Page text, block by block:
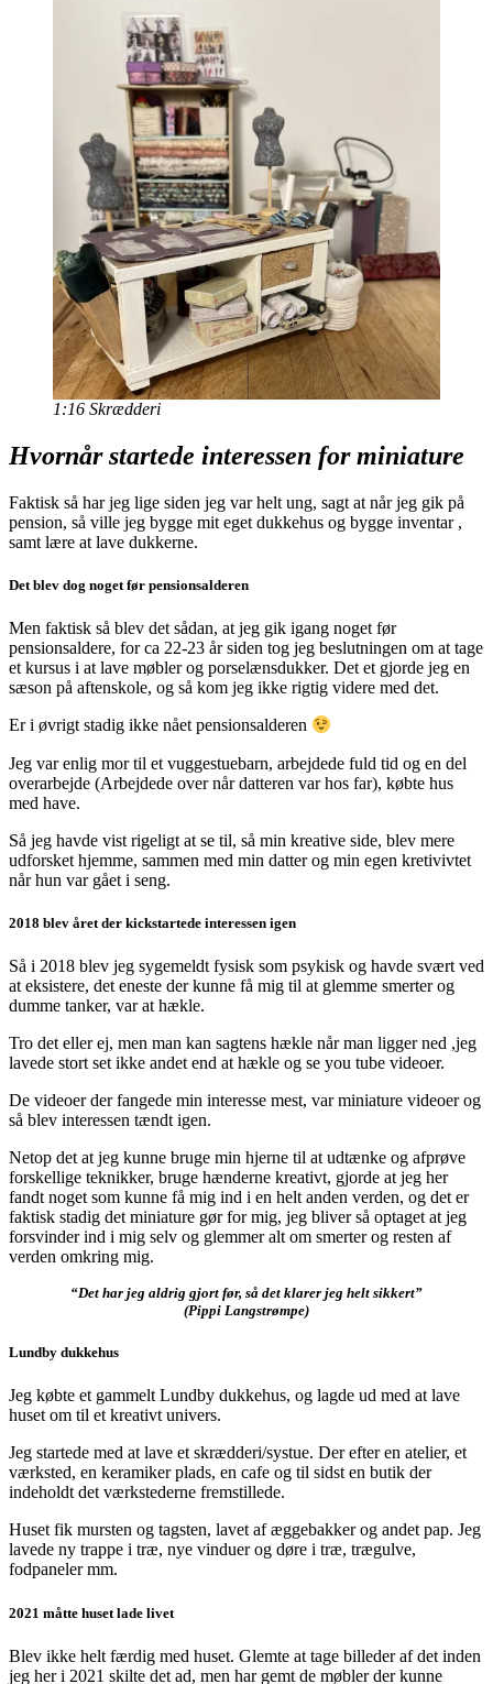
1:16 Skrædderi
Hvornår startede interessen for miniature
Faktisk så har jeg lige siden jeg var helt ung, sagt at når jeg gik på
pension, så ville jeg bygge mit eget dukkehus og bygge inventar ,
samt lære at lave dukkerne.
Det blev dog noget før pensionsalderen
Men faktisk så blev det sådan, at jeg gik igang noget før
pensionsaldere, for ca 22-23 år siden tog jeg beslutningen om at tage
et kursus i at lave møbler og porselænsdukker. Det et gjorde jeg en
sæson på aftenskole, og så kom jeg ikke rigtig videre med det.
Er i øvrigt stadig ikke nået pensionsalderen
Jeg var enlig mor til et vuggestuebarn, arbejdede fuld tid og en del
overarbejde (Arbejdede over når datteren var hos far), købte hus
med have.
Så jeg havde vist rigeligt at se til, så min kreative side, blev mere
udforsket hjemme, sammen med min datter og min egen kretivivtet
når hun var gået i seng.
2018 blev året der kickstartede interessen igen
Så i 2018 blev jeg sygemeldt fysisk som psykisk og havde svært ved
at eksistere, det eneste der kunne få mig til at glemme smerter og
dumme tanker, var at hækle.
Tro det eller ej, men man kan sagtens hækle når man ligger ned ,jeg
lavede stort set ikke andet end at hækle og se you tube videoer.
De videoer der fangede min interesse mest, var miniature videoer og
så blev interessen tændt igen.
Netop det at jeg kunne bruge min hjerne til at udtænke og afprøve
forskellige teknikker, bruge hænderne kreativt, gjorde at jeg her
fandt noget som kunne få mig ind i en helt anden verden, og det er
faktisk stadig det miniature gør for mig, jeg bliver så optaget at jeg
forsvinder ind i mig selv og glemmer alt om smerter og resten af
verden omkring mig.
“Det har jeg aldrig gjort før, så det klarer jeg helt sikkert”
(Pippi Langstrømpe)
Lundby dukkehus
Jeg købte et gammelt Lundby dukkehus, og lagde ud med at lave
huset om til et kreativt univers.
Jeg startede med at lave et skrædderi/systue. Der efter en atelier, et
værksted, en keramiker plads, en cafe og til sidst en butik der
indeholdt det værkstederne fremstillede.
Huset fik mursten og tagsten, lavet af æggebakker og andet pap. Jeg
lavede ny trappe i træ, nye vinduer og døre i træ, trægulve,
fodpaneler mm.
2021 måtte huset lade livet
Blev ikke helt færdig med huset. Glemte at tage billeder af det inden
jeg her i 2021 skilte det ad, men har gemt de møbler der kunne